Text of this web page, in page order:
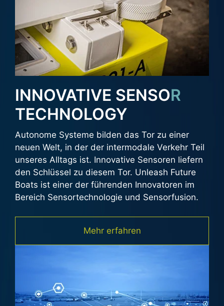
INNOVATIVE SENSOR
TECHNOLOGY
Autonome Systeme bilden das Tor zu einer
neuen Welt, in der der intermodale Verkehr Teil
unseres Alltags ist. Innovative Sensoren liefern
den Schlüssel zu diesem Tor. Unleash Future
Boats ist einer der führenden Innovatoren im
Bereich Sensortechnologie und Sensorfusion.
Mehr erfahren